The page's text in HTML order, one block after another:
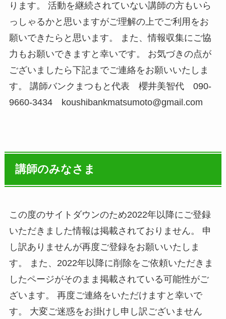
ります。 活動を継続されていない講師の方もいら
っしゃるかと思いますがご理解の上でご利用をお
願いできたらと思います。 また、情報収集にご協
力もお願いできますと幸いです。 お気づきの点が
ございましたら下記までご連絡をお願いいたしま
す。 講師バンクまつもと代表 櫻井美智代 090-
9660-3434 koushibankmatsumoto@gmail.com
講師のみなさま
この度のサイトダウンのため2022年以降にご登録
いただきました情報は掲載されておりません。 申
し訳ありませんが再度ご登録をお願いいたしま
す。 また、2022年以降に削除をご依頼いただきま
したページがそのまま掲載されている可能性がご
ざいます。 再度ご連絡をいただけますと幸いで
す。 大変ご迷惑をお掛けし申し訳ございません